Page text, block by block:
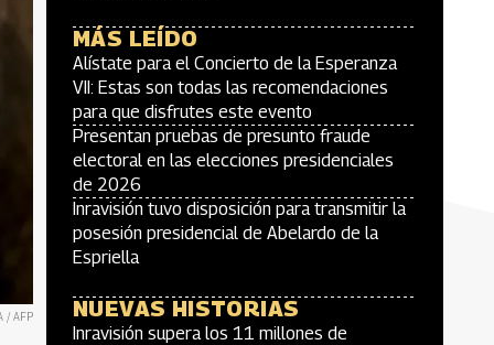
/ AFP
MÁS LEÍDO
Alístate para el Concierto de la Esperanza
VII: Estas son todas las recomendaciones
para que disfrutes este evento
Presentan pruebas de presunto fraude
electoral en las elecciones presidenciales
de 2026
Inravisión tuvo disposición para transmitir la
posesión presidencial de Abelardo de la
Espriella
NUEVAS HISTORIAS
Inravisión supera los 11 millones de